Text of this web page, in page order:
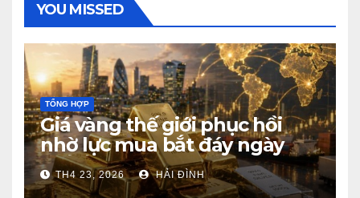
YOU MISSED
TỔNG HỢP
Giá vàng thế giới phục hồi
nhờ lực mua bắt đáy ngày
23/4/2026
TH4 23, 2026 HẢI ĐÌNH